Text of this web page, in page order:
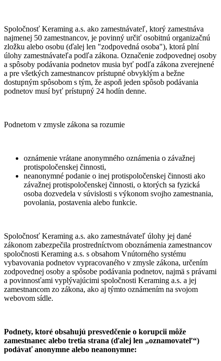
Spoločnosť Keraming a.s. ako zamestnávateľ, ktorý zamestnáva
najmenej 50 zamestnancov, je povinný určiť osobitnú organizačnú
zložku alebo osobu (ďalej len "zodpovedná osoba"), ktorá plní
úlohy zamestnávateľa podľa zákona. Označenie zodpovednej osoby
a spôsoby podávania podnetov musia byť podľa zákona zverejnené
a pre všetkých zamestnancov prístupné obvyklým a bežne
dostupným spôsobom s tým, že aspoň jeden spôsob podávania
podnetov musí byť prístupný 24 hodín denne.
Podnetom v zmysle zákona sa rozumie
oznámenie vrátane anonymného oznámenia o závažnej
protispoločenskej činnosti,
neanonymné podanie o inej protispoločenskej činnosti ako
závažnej protispoločenskej činnosti, o ktorých sa fyzická
osoba dozvedela v súvislosti s výkonom svojho zamestnania,
povolania, postavenia alebo funkcie.
Spoločnosť Keraming a.s. ako zamestnávateľ úlohy jej dané
zákonom zabezpečila prostredníctvom oboznámenia zamestnancov
spoločnosti Keraming a.s. s obsahom Vnútorného systému
vybavovania podnetov vypracovaného v zmysle zákona, určením
zodpovednej osoby a spôsobe podávania podnetov, najmä s právami
a povinnosťami vyplývajúcimi spoločnosti Keraming a.s. a jej
zamestnancom zo zákona, ako aj týmto oznámením na svojom
webovom sídle.
Podnety, ktoré obsahujú presvedčenie o korupcii môže
zamestnanec alebo tretia strana (ďalej len „oznamovateľ“)
podávať anonymne alebo neanonymne: